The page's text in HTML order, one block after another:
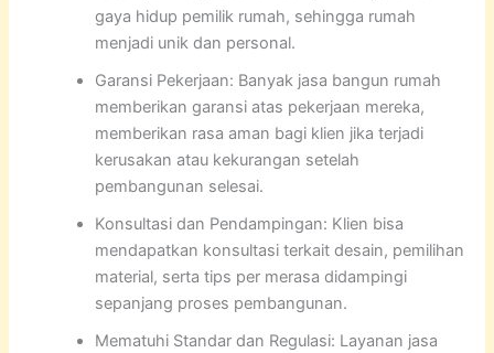
gaya hidup pemilik rumah, sehingga rumah
menjadi unik dan personal.
Garansi Pekerjaan: Banyak jasa bangun rumah
memberikan garansi atas pekerjaan mereka,
memberikan rasa aman bagi klien jika terjadi
kerusakan atau kekurangan setelah
pembangunan selesai.
Konsultasi dan Pendampingan: Klien bisa
mendapatkan konsultasi terkait desain, pemilihan
material, serta tips per merasa didampingi
sepanjang proses pembangunan.
Mematuhi Standar dan Regulasi: Layanan jasa